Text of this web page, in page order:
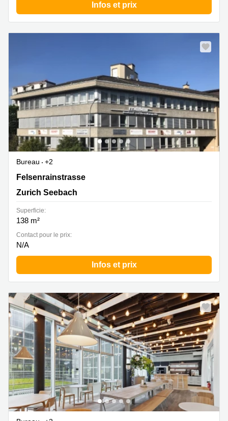
Infos et prix
Bureau
+2
Felsenrainstrasse 1, Zurich Seebach
Felsenrainstrasse
Zurich Seebach
Superficie:
138 m²
Contact pour le prix:
N/A
Infos et prix